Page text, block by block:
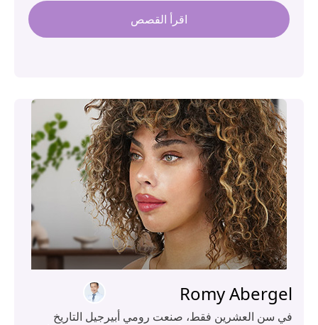
اقرأ القصص
Romy
سن العشرين فقط، صنعت رومي أبيرجيل التاريخ